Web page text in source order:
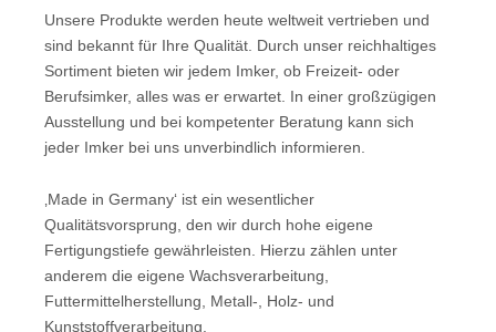
Unsere Produkte werden heute weltweit vertrieben und
sind bekannt für Ihre Qualität. Durch unser reichhaltiges
Sortiment bieten wir jedem Imker, ob Freizeit- oder
Berufsimker, alles was er erwartet. In einer großzügigen
Ausstellung und bei kompetenter Beratung kann sich
jeder Imker bei uns unverbindlich informieren.
‚Made in Germany‘ ist ein wesentlicher
Qualitätsvorsprung, den wir durch hohe eigene
Fertigungstiefe gewährleisten. Hierzu zählen unter
anderem die eigene Wachsverarbeitung,
Futtermittelherstellung, Metall-, Holz- und
Kunststoffverarbeitung.